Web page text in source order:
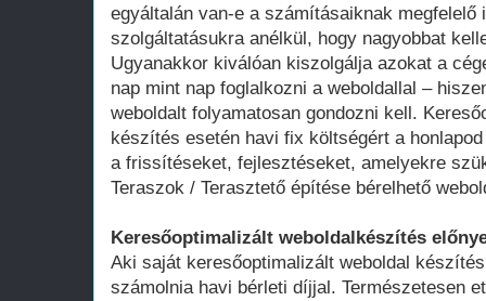
egyáltalán van-e a számításaiknak megfelelő
szolgáltatásukra anélkül, hogy nagyobbat
Ugyanakkor kiválóan kiszolgálja azokat a
nap mint nap foglalkozni a weboldallal –
weboldalt folyamatosan gondozni kell.
készítés esetén havi fix költségért a
a frissítéseket, fejlesztéseket, amelyekre
Teraszok / Terasztető építése bérelhető
Keresőoptimalizált weboldalkészítés
Aki saját keresőoptimalizált weboldal
számolnia havi bérleti díjjal. Természetesen